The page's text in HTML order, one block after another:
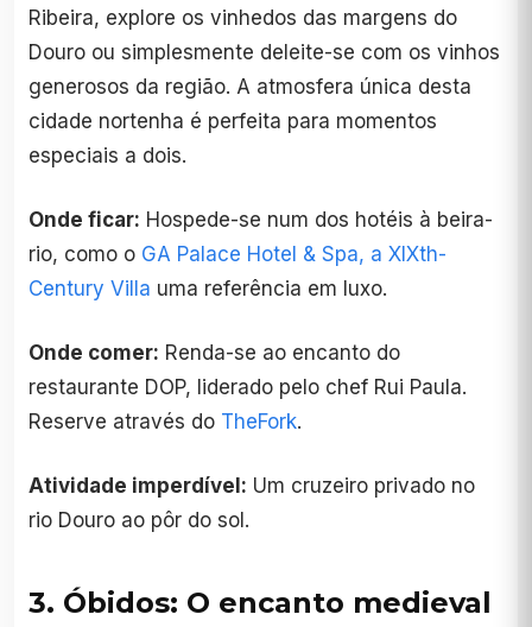
Ribeira, explore os vinhedos das margens do
Douro ou simplesmente deleite-se com os vinhos
generosos da região. A atmosfera única desta
cidade nortenha é perfeita para momentos
especiais a dois.
Onde ficar: Hospede-se num dos hotéis à beira-
rio, como o GA Palace Hotel & Spa, a XIXth-
Century Villa uma referência em luxo.
Onde comer: Renda-se ao encanto do
restaurante DOP, liderado pelo chef Rui Paula.
Reserve através do TheFork.
Atividade imperdível: Um cruzeiro privado no
rio Douro ao pôr do sol.
3. Óbidos: O encanto medieval